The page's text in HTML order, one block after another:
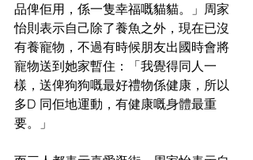
品俾佢用，係一隻幸福嘅貓貓。」周家
怡則表示自己除了養魚之外，現在已沒
有養寵物，不過有時候朋友出國時會將
寵物送到她家暫住：「我覺得同人一
樣，送俾狗狗嘅最好禮物係健康，所以
多D 同佢地運動，有健康嘅身體最重
要。」